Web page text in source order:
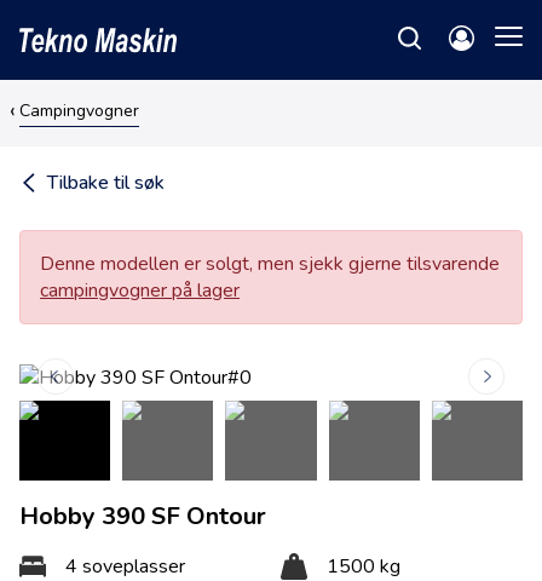
Campingvogner
Tilbake til søk
Denne modellen er solgt, men sjekk gjerne tilsvarende
campingvogner på lager
Hobby 390 SF Ontour
4 soveplasser
1500 kg